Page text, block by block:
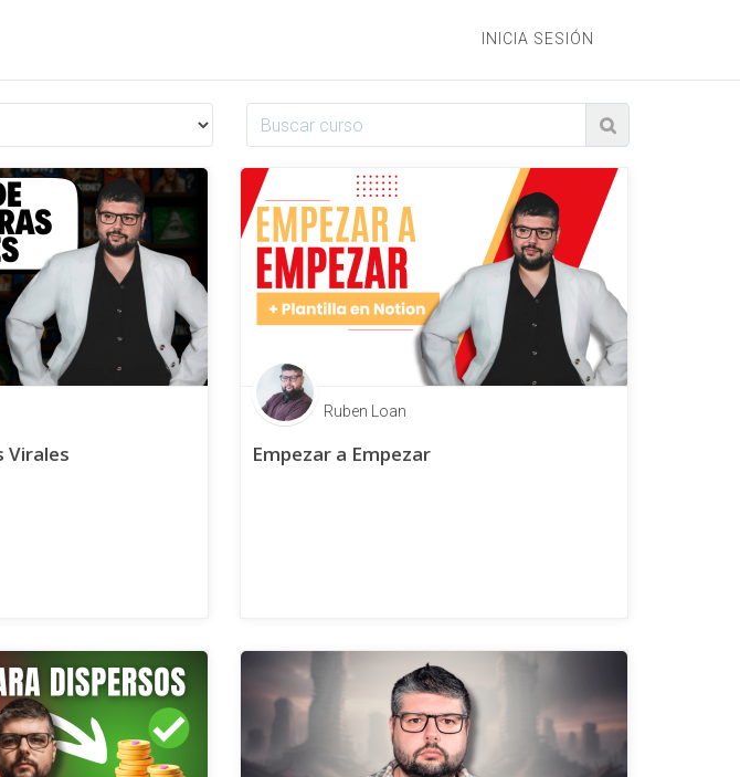
INICIA SESIÓN
Virales
Ruben Loan
Empezar a Empezar